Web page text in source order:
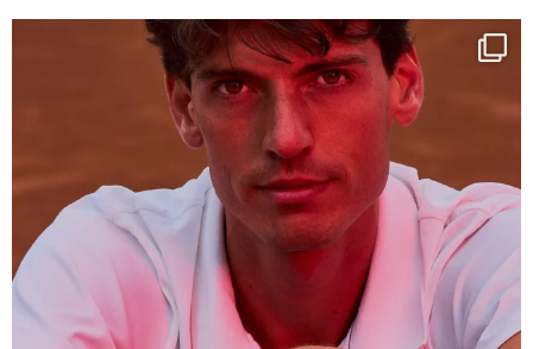
One last dance at home
This week at...
321
9